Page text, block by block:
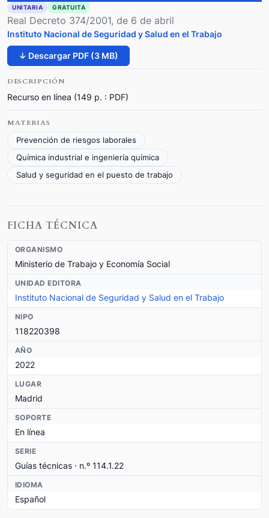
UNITARIA GRATUITA
Real Decreto 374/2001, de 6 de abril
Instituto Nacional de Seguridad y Salud en el Trabajo
↓ Descargar PDF (3 MB)
DESCRIPCIÓN
Recurso en línea (149 p. : PDF)
MATERIAS
Prevención de riesgos laborales
Química industrial e ingeniería química
Salud y seguridad en el puesto de trabajo
FICHA TÉCNICA
ORGANISMO
Ministerio de Trabajo y Economía Social
UNIDAD EDITORA
Instituto Nacional de Seguridad y Salud en el Trabajo
NIPO
118220398
AÑO
2022
LUGAR
Madrid
SOPORTE
En línea
SERIE
Guías técnicas · n.º 114.1.22
IDIOMA
Español